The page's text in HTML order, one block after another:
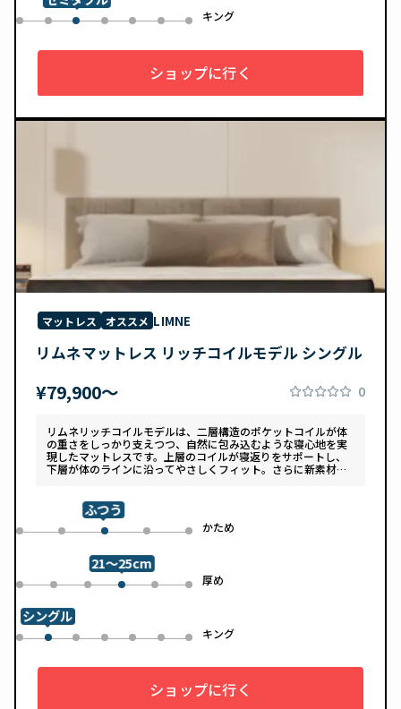
0 1 2 3 4 5 キング
6
ショップに行く
マットレス オススメ LIMNE
リムネマットレス リッチコイルモデル シングル
¥79,900〜 0
リムネリッチコイルモデルは、二層構造のポケットコイルが体
の重さをしっかり支えつつ、自然に包み込むような寝心地を実
現したマットレスです。上層のコイルが寝返りをサポートし、
下層が体のラインに沿ってやさしくフィット。さらに新素材
ンで、カバーは自宅で洗濯可能。清潔さと快適さの両方を追求
した一枚です。
0 1 2
ふつう
3 かため
4
0 1 2 3
21～25cm
4 厚め
5
0 1
シングル
2 3 4 5 キング
6
ショップに行く